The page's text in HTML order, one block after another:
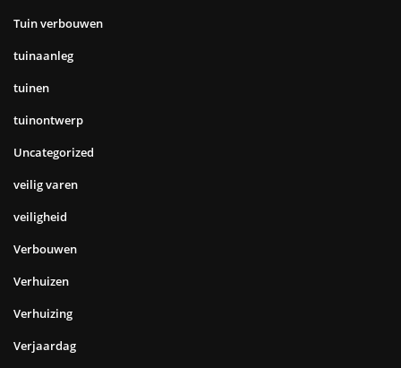
Tuin verbouwen
tuinaanleg
tuinen
tuinontwerp
Uncategorized
veilig varen
veiligheid
Verbouwen
Verhuizen
Verhuizing
Verjaardag